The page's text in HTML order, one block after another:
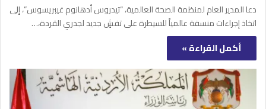
دعا المدير العام لمنظمة الصحة العالمية، “تيدروس أدهانوم غيبريسوس”، إلى
اتخاذ إجراءات منسقة عالمياً للسيطرة على تفشٍ جديد لجدري القردة،…
أكمل القراءة »